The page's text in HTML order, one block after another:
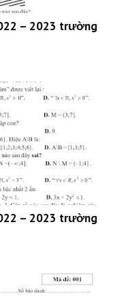
– 2023 trường
– 2023 trường